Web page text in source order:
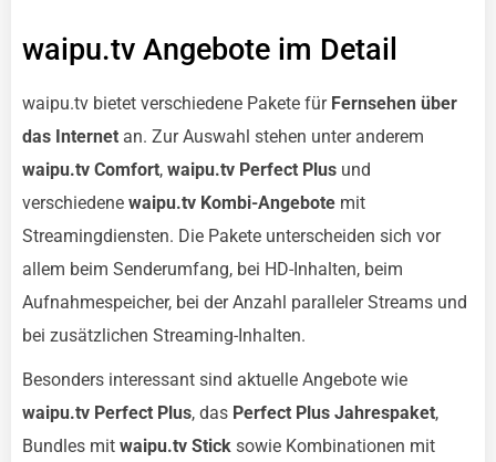
waipu.tv Angebote im Detail
waipu.tv bietet verschiedene Pakete für Fernsehen über
das Internet an. Zur Auswahl stehen unter anderem
waipu.tv Comfort, waipu.tv Perfect Plus und
verschiedene waipu.tv Kombi-Angebote mit
Streamingdiensten. Die Pakete unterscheiden sich vor
allem beim Senderumfang, bei HD-Inhalten, beim
Aufnahmespeicher, bei der Anzahl paralleler Streams und
bei zusätzlichen Streaming-Inhalten.
Besonders interessant sind aktuelle Angebote wie
waipu.tv Perfect Plus, das Perfect Plus Jahrespaket,
Bundles mit waipu.tv Stick sowie Kombinationen mit